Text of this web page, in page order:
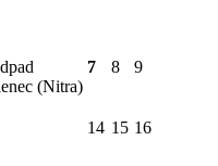
(Nitra)
7 8 9
14 15 16